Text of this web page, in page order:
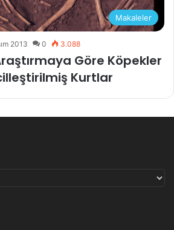
Makaleler
2013 0 3.088
Göre Köpekler
Kurtlar